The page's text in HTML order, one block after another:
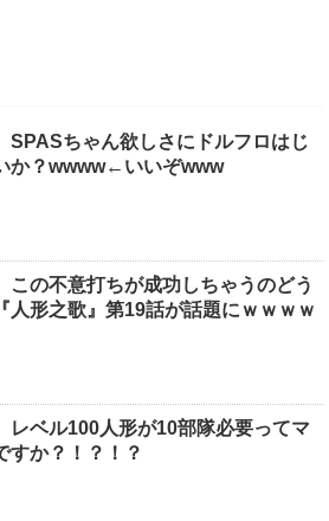
SPASちゃん欲しさにドルフロはじ
か？wwww←いいぞwww
この不意打ちが成功しちゃうのどう
人形之歌』第19話が話題にｗｗｗｗ
レベル100人形が10部隊必要ってマ
すか？！？！？